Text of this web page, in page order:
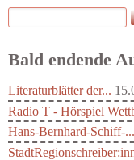
Suchformular
Suche
Bald endende
Literaturblätter der...
Radio T - Hörspiel
Hans-Bernhard-Schiff-...